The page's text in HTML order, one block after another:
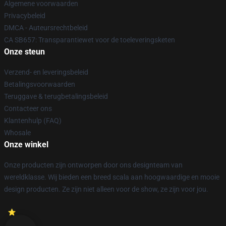
Algemene voorwaarden
Privacybeleid
DMCA - Auteursrechtbeleid
CA SB657: Transparantiewet voor de toeleveringsketen
Onze steun
Verzend- en leveringsbeleid
Betalingsvoorwaarden
Teruggave & terugbetalingsbeleid
Contacteer ons
Klantenhulp (FAQ)
Whosale
Onze winkel
Onze producten zijn ontworpen door ons designteam van
wereldklasse. Wij bieden een breed scala aan hoogwaardige en mooie
design producten. Ze zijn niet alleen voor de show, ze zijn voor jou.